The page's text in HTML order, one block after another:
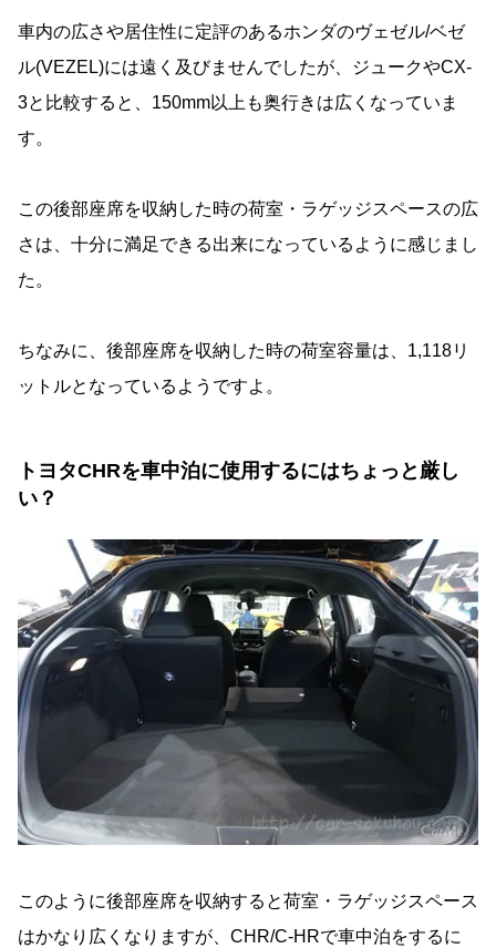
車内の広さや居住性に定評のあるホンダのヴェゼル/ベゼ
ル(VEZEL)には遠く及びませんでしたが、ジュークやCX-
3と比較すると、150mm以上も奥行きは広くなっていま
す。
この後部座席を収納した時の荷室・ラゲッジスペースの広
さは、十分に満足できる出来になっているように感じまし
た。
ちなみに、後部座席を収納した時の荷室容量は、1,118リ
ットルとなっているようですよ。
トヨタCHRを車中泊に使用するにはちょっと厳し
い？
このように後部座席を収納すると荷室・ラゲッジスペース
はかなり広くなりますが、CHR/C-HRで車中泊をするに